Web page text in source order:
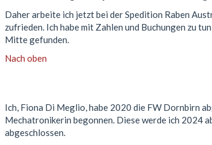
Daher arbeite ich jetzt bei der Spedition Raben
zufrieden. Ich habe mit Zahlen und Buchungen zu
Mitte gefunden.
Nach oben
Ich, Fiona Di Meglio, habe 2020 die FW Dornbirn
Mechatronikerin begonnen. Diese werde ich 2024
abgeschlossen.